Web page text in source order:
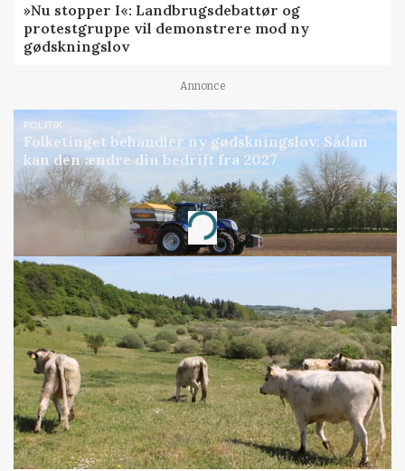
»Nu stopper I«: Landbrugsdebattør og
protestgruppe vil demonstrere mod ny
gødskningslov
Annonce
POLITIK
Folketinget behandler ny gødskningslov: Sådan
kan den ændre din bedrift fra 2027
Annonce
Loading...